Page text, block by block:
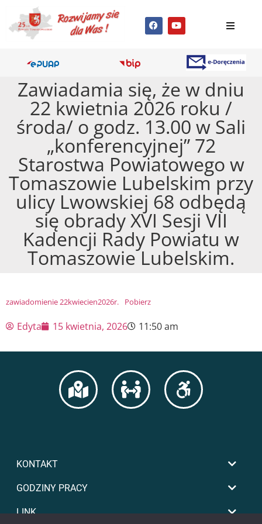
Zawiadamia się, że w dniu
22 kwietnia 2026 roku /
środa/ o godz. 13.00 w Sali
„konferencyjnej” 72
Starostwa Powiatowego w
Tomaszowie Lubelskim przy
ulicy Lwowskiej 68 odbędą
się obrady XVI Sesji VII
Kadencji Rady Powiatu w
Tomaszowie Lubelskim.
zawiadomienie 22kwiecien2026r. Pobierz
Edyta 15 kwietnia, 2026 11:50 am
KONTAKT
GODZINY PRACY
LINK